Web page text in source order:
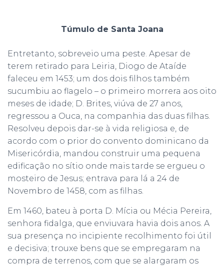
Túmulo de Santa Joana
Entretanto, sobreveio uma peste. Apesar de
terem retirado para Leiria, Diogo de Ataíde
faleceu em 1453; um dos dois filhos também
sucumbiu ao flagelo – o primeiro morrera aos oito
meses de idade; D. Brites, viúva de 27 anos,
regressou a Ouca, na companhia das duas filhas.
Resolveu depois dar-se à vida religiosa e, de
acordo com o prior do convento dominicano da
Misericórdia, mandou construir uma pequena
edificação no sítio onde mais tarde se ergueu o
mosteiro de Jesus; entrava para lá a 24 de
Novembro de 1458, com as filhas.
Em 1460, bateu à porta D. Mícia ou Mécia Pereira,
senhora fidalga, que enviuvara havia dois anos. A
sua presença no incipiente recolhimento foi útil
e decisiva; trouxe bens que se empregaram na
compra de terrenos, com que se alargaram os